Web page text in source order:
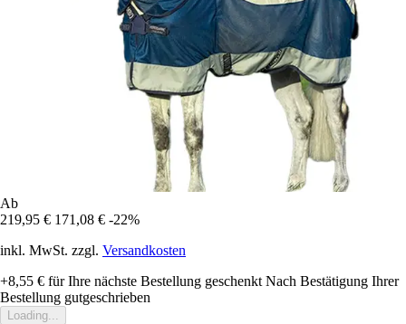
Ab
219,95 € 171,08 € -22%
inkl. MwSt. zzgl. Versandkosten
+8,55 € für Ihre nächste Bestellung geschenkt Nach Bestätigung Ihrer
Bestellung gutgeschrieben
Loading...